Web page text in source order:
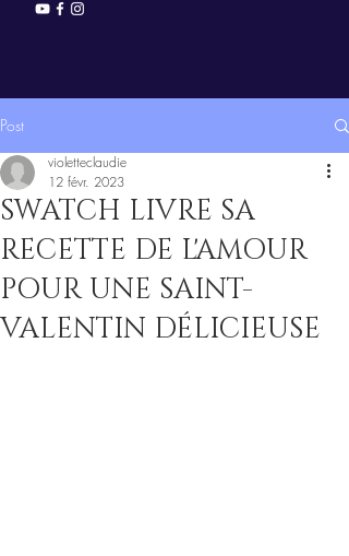
Post
SWATCH LIVRE SA
RECETTE DE L'AMOUR
POUR UNE SAINT-
VALENTIN DÉLICIEUSE
violetteclaudie
12 févr. 2023